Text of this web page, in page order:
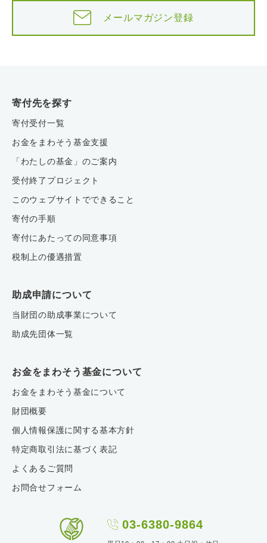
メールマガジン登録
寄付先を探す
寄付受付一覧
お金をまわそう基金支援
「わたしの基金」のご案内
受付終了プロジェクト
このウェブサイトでできること
寄付の手順
寄付にあたっての同意事項
税制上の優遇措置
助成申請について
当財団の助成事業について
助成先団体一覧
お金をまわそう基金について
お金をまわそう基金について
財団概要
個人情報保護に関する基本方針
特定商取引法に基づく表記
よくあるご質問
お問合せフォーム
03-6380-9864